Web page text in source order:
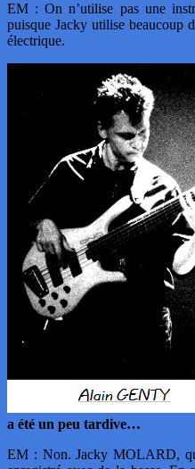
EM : On n’utilise pas une
puisque Jacky utilise beaucoup
électrique.
a été un peu tardive…
EM : Non. Jacky MOLARD,